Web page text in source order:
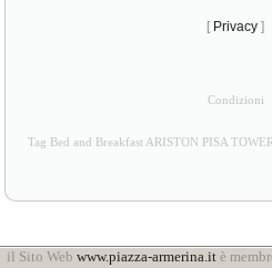
[ Privacy ]
Condizioni
Tag Bed and Breakfast ARISTON PISA TOWER
il Sito Web www.piazza-armerina.itè